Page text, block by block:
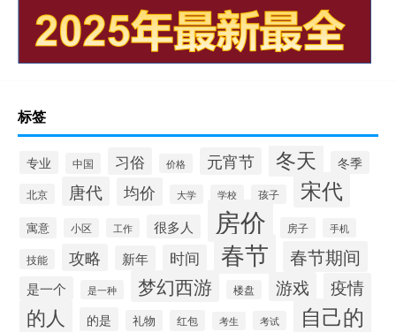
标签
专业 中国 习俗 价格 元宵节 冬天 冬季
北京 唐代 均价 大学 学校 孩子 宋代
寓意 小区 工作 很多人 房价 房子 手机
技能 攻略 新年 时间 春节 春节期间
是一个 是一种 梦幻西游 楼盘 游戏 疫情
的人 的是 礼物 红包 考生 考试 自己的